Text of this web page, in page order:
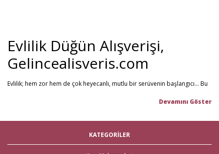
Evlilik Düğün Alışverişi,
Gelincealisveris.com
Evlilik; hem zor hem de çok heyecanlı, mutlu bir serüvenin başlangıcı... Bu
Gelince Alışveriş; 2013 senesinden beri hizmet veren ve müşteri
gelin hamamı,bekarlığa veda partisi
malzemelerigibi ürünleri tek bir mağaza üzerinden en iyi fiyat ile satın
KATEGORİLER